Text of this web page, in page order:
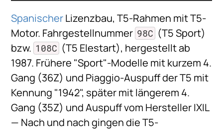
SpanischerLizenzbau, T5-Rahmen mit T5-
Motor. Fahrgestellnummer 98C (T5 Sport)
bzw. 108C (T5 Elestart), hergestellt ab
1987. Frühere "Sport"-Modelle mit kurzem 4.
Gang (36Z) und Piaggio-Auspuff der T5 mit
Kennung "1942", später mit längerem 4.
Gang (35Z) und Auspuff vom Hersteller IXIL
— Nach und nach gingen die T5-